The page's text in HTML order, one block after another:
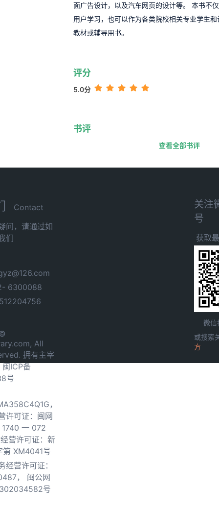
面广告设计，以及汽车网页的设计等。 本书不
用户学习，也可以作为各类院校相关专业学生
教材或辅导用书。
评分
5.0分
书评
查看全部书评
Contact
问，请通过如
们
6300088
All
拥有主宰
闽ICP备
号
，
许可证：闽网
一 072
营许可证：新
第 XM4041号
经营许可证：
，
闽公网
号
关注
号
获取
微信
或搜索
方